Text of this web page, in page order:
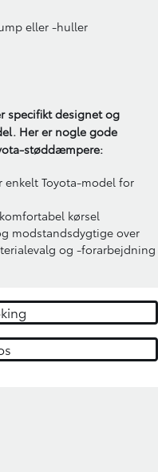
eller -huller
specifikt designet og
Her er nogle gode
støddæmpere:
enkelt Toyota-model for
kørsel
modstandsdygtige over
og -forarbejdning